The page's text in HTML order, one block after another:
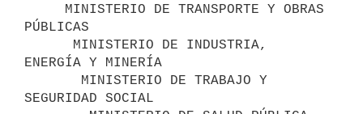
PÚBLICAS
ENERGÍA Y MINERÍA
SEGURIDAD SOCIAL